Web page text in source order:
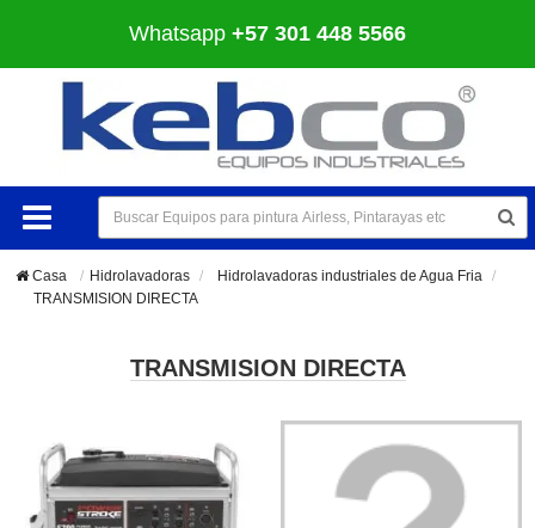
Whatsapp +57 301 448 5566
Casa Hidrolavadoras >
Hidrolavadoras industriales de Agua Fria
TRANSMISION DIRECTA
TRANSMISION DIRECTA